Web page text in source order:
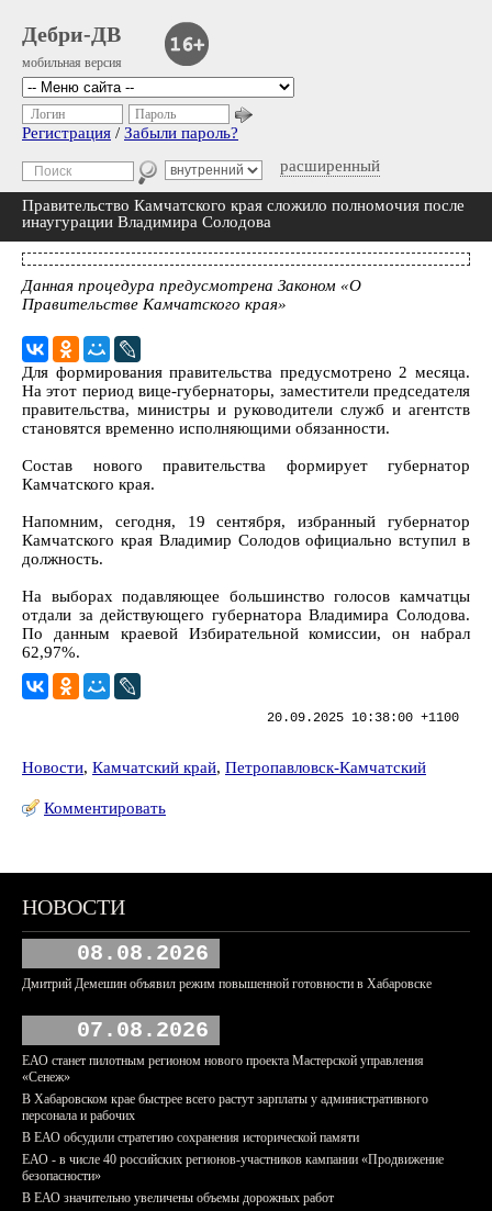
Дебри-ДВ
мобильная версия
расширенный
Логин Пароль
Регистрация / Забыли пароль?
Правительство Камчатского края сложило полномочия после
инаугурации Владимира Солодова
Данная процедура предусмотрена Законом «О
Правительстве Камчатского края»
Для формирования правительства предусмотрено 2 месяца.
На этот период вице-губернаторы, заместители председателя
правительства, министры и руководители служб и агентств
становятся временно исполняющими обязанности.
Состав нового правительства формирует губернатор
Камчатского края.
Напомним, сегодня, 19 сентября, избранный губернатор
Камчатского края Владимир Солодов официально вступил в
должность.
На выборах подавляющее большинство голосов камчатцы
отдали за действующего губернатора Владимира Солодова.
По данным краевой Избирательной комиссии, он набрал
62,97%.
20.09.2025 10:38:00 +1100
Новости, Камчатский край, Петропавловск-Камчатский
Комментировать
НОВОСТИ
08.08.2026
Дмитрий Демешин объявил режим повышенной готовности в Хабаровске
07.08.2026
ЕАО станет пилотным регионом нового проекта Мастерской управления
«Сенеж»
В Хабаровском крае быстрее всего растут зарплаты у административного
персонала и рабочих
В ЕАО обсудили стратегию сохранения исторической памяти
ЕАО - в числе 40 российских регионов-участников кампании «Продвижение
безопасности»
В ЕАО значительно увеличены объемы дорожных работ